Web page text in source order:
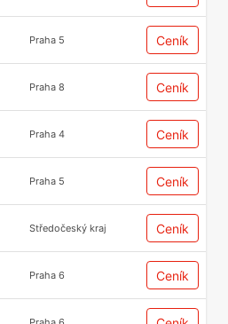
Praha 5 Ceník
Praha 8 Ceník
Praha 4 Ceník
Praha 5 Ceník
Středočeský kraj Ceník
Praha 6 Ceník